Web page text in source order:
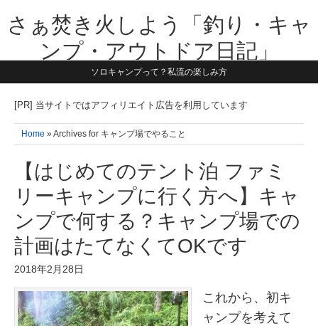
さぁ焚き火しよう「釣り・キャ
ンプ・アウトドア日記」
【テーマは子供と一緒に本気で遊ぶ】1981年うまれ・横浜在住。妻と3
す。同じ世代のお父さんに読んで頂けたら嬉しいです！よろしくお願い
ソロキャンプって？私流の楽しみ方
[PR] 当サイトではアフィリエイト広告を利用しています
Home » Archives for キャンプ場でやること
【はじめてのテント泊 ファミ
リーキャンプに行く方へ】キャ
ンプで何する？キャンプ場での
計画はたてなくてOKです
2018年2月28日
これから、初キ
ャンプを考えて